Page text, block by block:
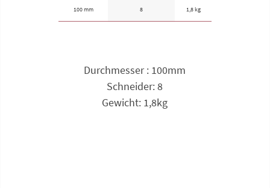
100 mm 8 1,8 kg
Durchmesser : 100mm
Schneider: 8
Gewicht: 1,8kg